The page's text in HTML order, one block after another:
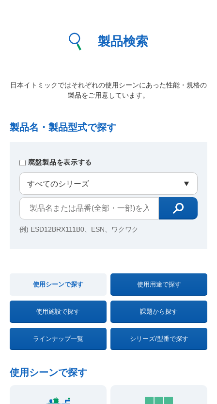
製品検索
日本イトミックではそれぞれの使用シーンにあった性能・規格の
製品をご用意しています。
製品名・製品型式で探す
廃盤製品を表示する
例) ESD12BRX111B0、ESN、ワクワク
使用シーンで探す 使用用途で探す
使用施設で探す 課題から探す
ラインナップ一覧 シリーズ/型番で探す
使用シーンで探す